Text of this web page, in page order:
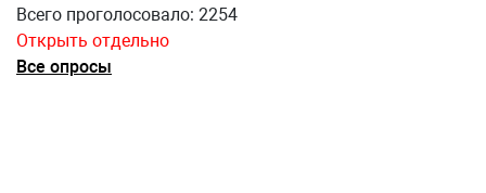
Всего проголосовало: 2254
Открыть отдельно
Все опросы